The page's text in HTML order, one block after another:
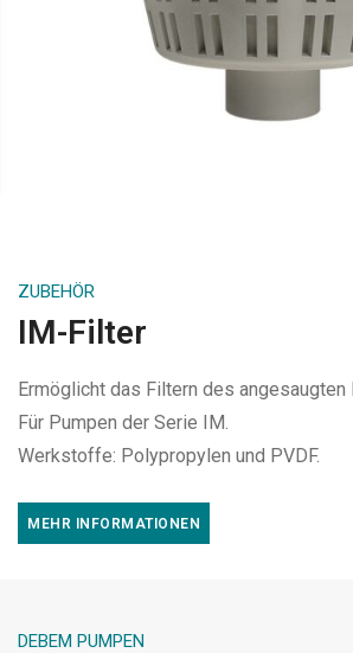
ZUBEHÖR
IM-Filter
Ermöglicht das Filtern des angesaugten
Für Pumpen der Serie IM.
Werkstoffe: Polypropylen und PVDF.
MEHR INFORMATIONEN
DEBEM PUMPEN